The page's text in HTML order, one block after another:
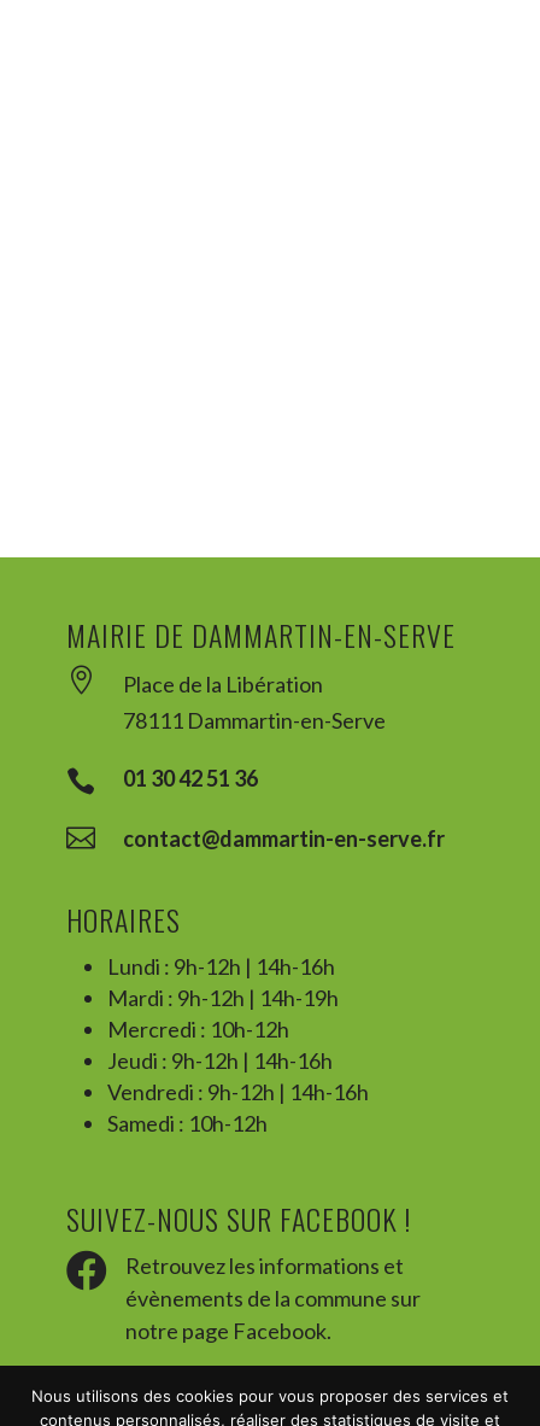
MAIRIE DE DAMMARTIN-EN-SERVE

Place de la Libération
78111 Dammartin-en-Serve
 01 30 42 51 36
 contact@dammartin-en-serve.fr
HORAIRES
Lundi : 9h-12h | 14h-16h
Mardi : 9h-12h | 14h-19h
Mercredi : 10h-12h
Jeudi : 9h-12h | 14h-16h
Vendredi : 9h-12h | 14h-16h
Samedi : 10h-12h
SUIVEZ-NOUS SUR FACEBOOK !

Retrouvez les informations et
évènements de la commune sur
notre page Facebook.
Nous utilisons des cookies pour vous proposer des services et
contenus personnalisés, réaliser des statistiques de visite et